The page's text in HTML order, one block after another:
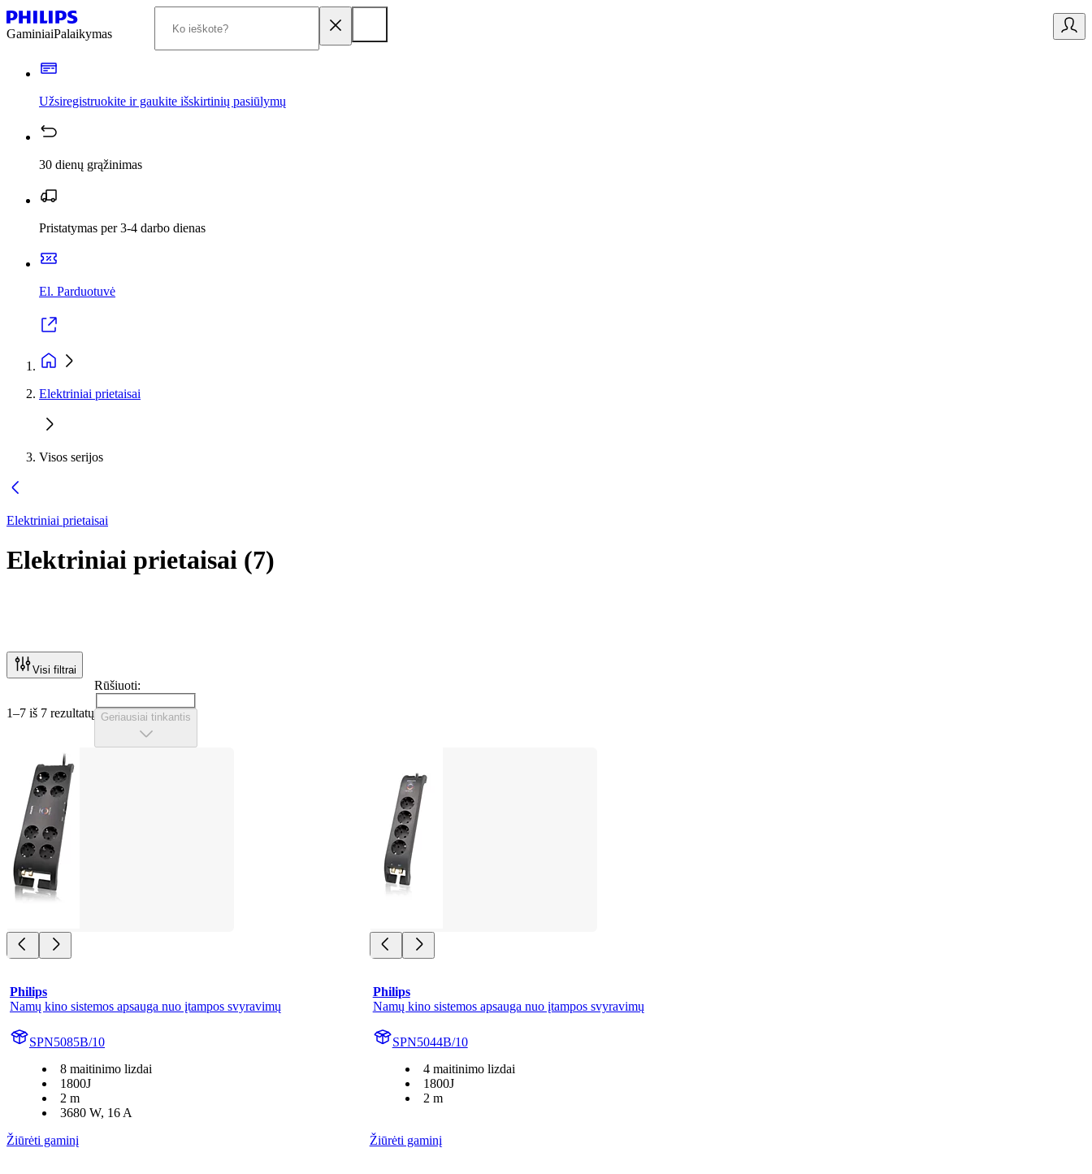
GaminiaiPalaikymas
Užsiregistruokite ir gaukite išskirtinių pasiūlymų
30 dienų grąžinimas
Pristatymas per 3-4 darbo dienas
El. Parduotuvė
Elektriniai prietaisai
Visos serijos
Elektriniai prietaisai
Elektriniai prietaisai (7)
Visi filtrai
1–7 iš 7 rezultatų
Rūšiuoti:
Geriausiai tinkantis
Philips
Namų kino sistemos apsauga nuo įtampos svyravimų
SPN5085B/10
8 maitinimo lizdai
1800J
2 m
3680 W, 16 A
Žiūrėti gaminį
Philips
Namų kino sistemos apsauga nuo įtampos svyravimų
SPN5044B/10
4 maitinimo lizdai
1800J
2 m
Žiūrėti gaminį